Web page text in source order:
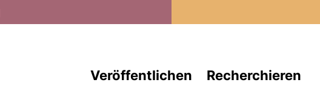
Veröffentlichen Recherchieren